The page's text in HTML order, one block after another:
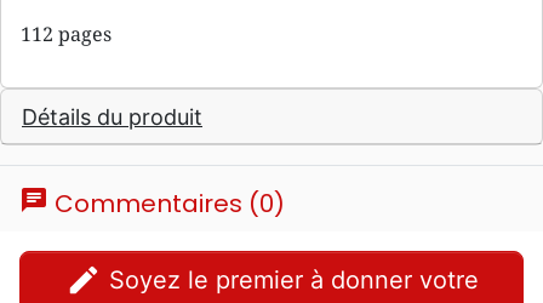
112 pages
Détails du produit
chat Commentaires (0)
edit